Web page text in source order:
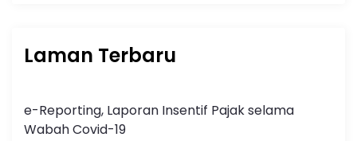
Laman Terbaru
e-Reporting, Laporan Insentif Pajak selama
Wabah Covid-19